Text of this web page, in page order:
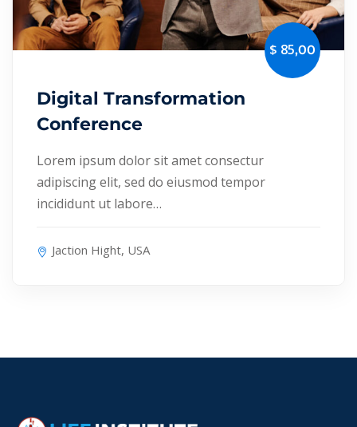
$ 85,00
Digital Transformation
Conference
Lorem ipsum dolor sit amet consectur
adipiscing elit, sed do eiusmod tempor
incididunt ut labore…
Jaction Hight, USA